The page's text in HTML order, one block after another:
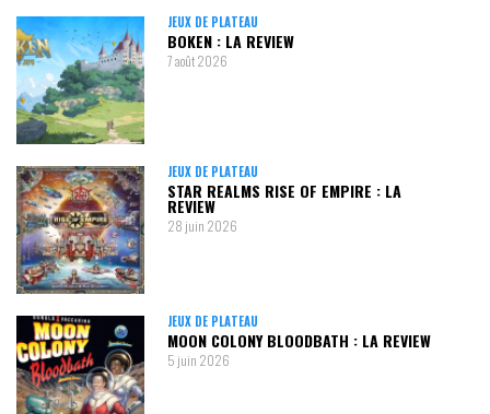
JEUX DE PLATEAU
BOKEN : LA REVIEW
7 août 2026
JEUX DE PLATEAU
STAR REALMS RISE OF EMPIRE : LA
REVIEW
28 juin 2026
JEUX DE PLATEAU
MOON COLONY BLOODBATH : LA REVIEW
5 juin 2026